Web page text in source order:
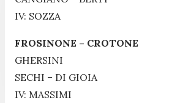
IV: SOZZA
FROSINONE – CROTONE
GHERSINI
SECHI – DI GIOIA
IV: MASSIMI